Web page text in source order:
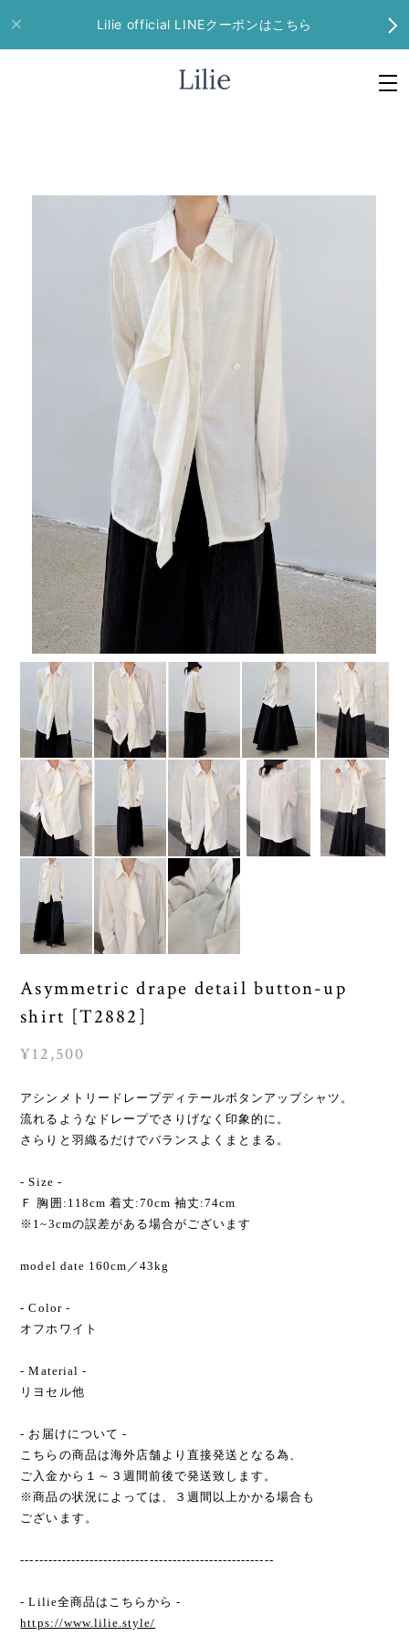
Lilie official LINEクーポンはこちら
Asymmetric drape detail button-up
shirt [T2882]
¥12,500
アシンメトリードレープディテールボタンアップシャツ。
流れるようなドレープでさりげなく印象的に。
さらりと羽織るだけでバランスよくまとまる。
- Size -
Ｆ 胸囲:118cm 着丈:70cm 袖丈:74cm
※1~3cmの誤差がある場合がございます
model date 160cm／43kg
- Color -
オフホワイト
- Material -
リヨセル他
- お届けについて -
こちらの商品は海外店舗より直接発送となる為、
ご入金から１～３週間前後で発送致します。
※商品の状況によっては、３週間以上かかる場合も
ございます。
-------------------------------------------------------
- Lilie全商品はこちらから -
https://www.lilie.style/